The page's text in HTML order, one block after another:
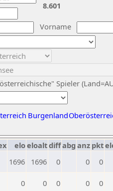
Vorname
Spieler
Burgenland
8.601
eloeloaltdiffabg anz pkt
1696 1696 0 0 0
0 0 0 0 0